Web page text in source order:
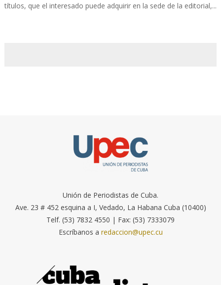
títulos, que el interesado puede adquirir en la sede de la editorial,...
Unión de Periodistas de Cuba.
Ave. 23 # 452 esquina a I, Vedado, La Habana Cuba (10400)
Telf. (53) 7832 4550 | Fax: (53) 7333079
Escríbanos a redaccion@upec.cu